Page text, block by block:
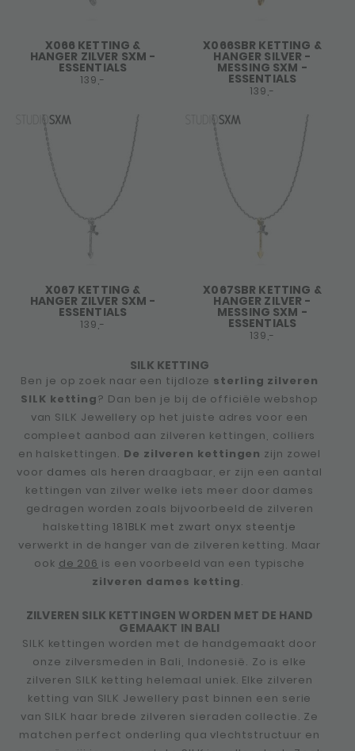
X066 KETTING &
HANGER ZILVER SXM -
ESSENTIALS
139,-
X066SBR KETTING &
HANGER SILVER -
MESSING SXM -
ESSENTIALS
139,-
X067 KETTING &
HANGER ZILVER SXM -
ESSENTIALS
139,-
X067SBR KETTING &
HANGER ZILVER -
MESSING SXM -
ESSENTIALS
139,-
SILK KETTING
Ben je op zoek naar een tijdloze sterling zilveren
SILK ketting? Dan ben je bij de officiële webshop
van SILK Jewellery op het juiste adres voor een
compleet aanbod aan zilveren kettingen, colliers
en halskettingen. De zilveren kettingen zijn zowel
voor dames als heren draagbaar, er zijn een aantal
kettingen van zilver welke iets meer door dames
gedragen worden zoals bijvoorbeeld de zilveren
halsketting 181BLK met zwart onyx steentje
verwerkt in de hanger van de zilveren ketting. Maar
ook de 206 is een voorbeeld van een typische
zilveren dames ketting.
ZILVEREN SILK KETTINGEN WORDEN MET DE HAND
GEMAAKT IN BALI
SILK kettingen worden met de handgemaakt door
onze zilversmeden in Bali, Indonesië. Zo is elke
zilveren SILK ketting helemaal uniek. Elke zilveren
ketting van SILK Jewellery past binnen een serie
van SILK haar brede zilveren sieraden collectie. Ze
matchen perfect onderling qua vlechtstructuur en